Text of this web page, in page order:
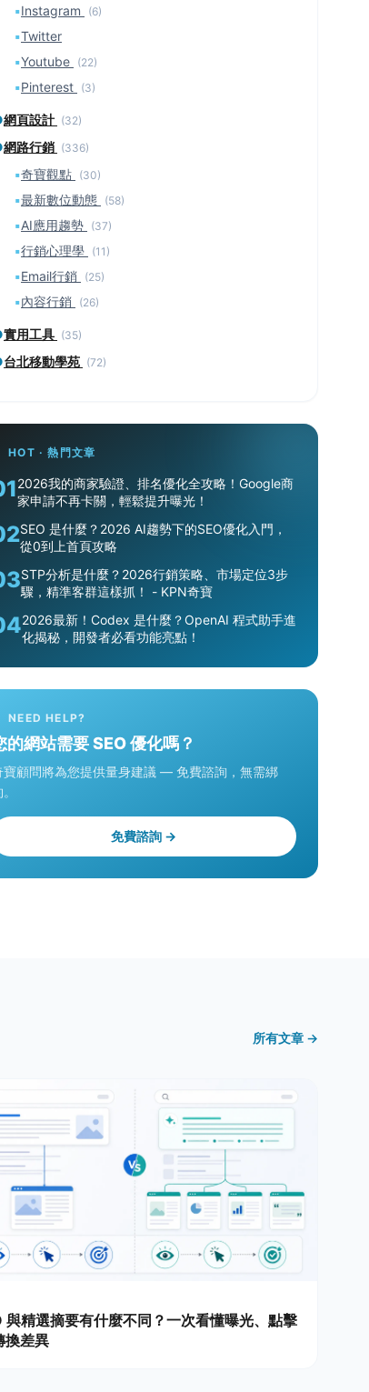
▪Instagram (6)
▪Twitter
▪Youtube (22)
▪Pinterest (3)
網頁設計 (32)
網路行銷 (336)
▪奇寶觀點 (30)
▪最新數位動態 (58)
▪AI應用趨勢 (37)
▪行銷心理學 (11)
▪Email行銷 (25)
▪內容行銷 (26)
實用工具 (35)
台北移動學苑 (72)
HOT · 熱門文章
2026我的商家驗證、排名優化全攻略！Google商
家申請不再卡關，輕鬆提升曝光！
SEO 是什麼？2026 AI趨勢下的SEO優化入門，
從0到上首頁攻略
STP分析是什麼？2026行銷策略、市場定位3步
驟，精準客群這樣抓！ - KPN奇寶
2026最新！Codex 是什麼？OpenAI 程式助手進
化揭秘，開發者必看功能亮點！
NEED HELP?
的網站需要 SEO 優化嗎？
寶顧問將為您提供量身建議 — 免費諮詢，無需綁
免費諮詢 →
所有文章 →
與精選摘要有什麼不同？一次看懂曝光、點擊
換差異